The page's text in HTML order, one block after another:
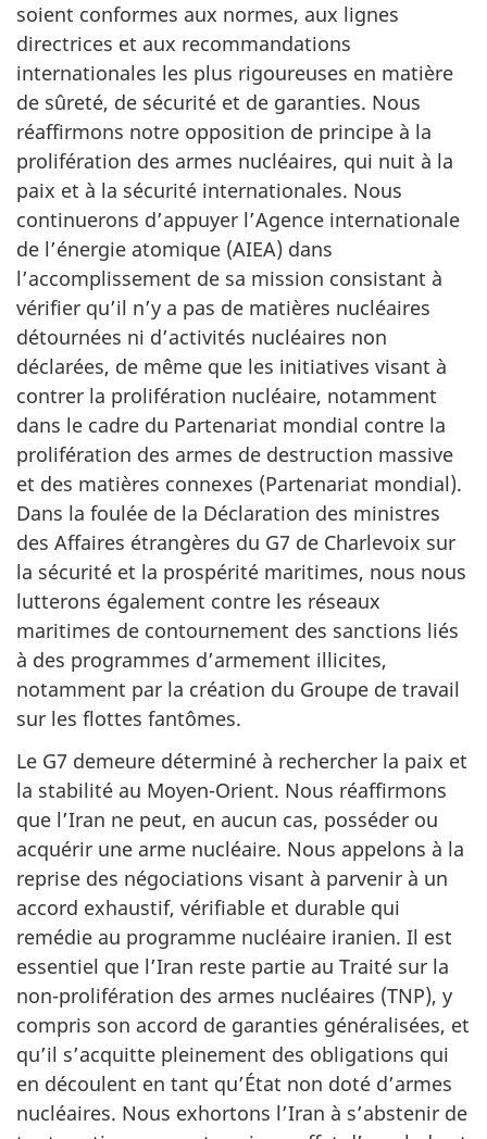
soient conformes aux normes, aux lignes
directrices et aux recommandations
internationales les plus rigoureuses en matière
de sûreté, de sécurité et de garanties. Nous
réaffirmons notre opposition de principe à la
prolifération des armes nucléaires, qui nuit à la
paix et à la sécurité internationales. Nous
continuerons d’appuyer l’Agence internationale
de l’énergie atomique (AIEA) dans
l’accomplissement de sa mission consistant à
vérifier qu’il n’y a pas de matières nucléaires
détournées ni d’activités nucléaires non
déclarées, de même que les initiatives visant à
contrer la prolifération nucléaire, notamment
dans le cadre du Partenariat mondial contre la
prolifération des armes de destruction massive
et des matières connexes (Partenariat mondial).
Dans la foulée de la Déclaration des ministres
des Affaires étrangères du G7 de Charlevoix sur
la sécurité et la prospérité maritimes, nous nous
lutterons également contre les réseaux
maritimes de contournement des sanctions liés
à des programmes d’armement illicites,
notamment par la création du Groupe de travail
sur les flottes fantômes.
Le G7 demeure déterminé à rechercher la paix et
la stabilité au Moyen-Orient. Nous réaffirmons
que l’Iran ne peut, en aucun cas, posséder ou
acquérir une arme nucléaire. Nous appelons à la
reprise des négociations visant à parvenir à un
accord exhaustif, vérifiable et durable qui
remédie au programme nucléaire iranien. Il est
essentiel que l’Iran reste partie au Traité sur la
non-prolifération des armes nucléaires (TNP), y
compris son accord de garanties généralisées, et
qu’il s’acquitte pleinement des obligations qui
en découlent en tant qu’État non doté d’armes
nucléaires. Nous exhortons l’Iran à s’abstenir de